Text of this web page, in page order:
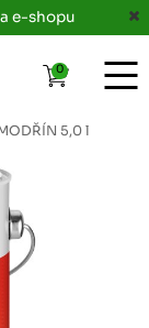
e-shopu
5,0 l
0